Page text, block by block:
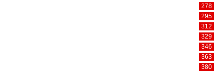
278
295
312
329
346
363
380